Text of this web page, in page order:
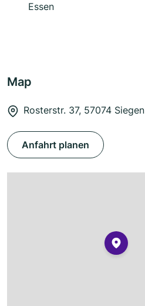
Essen
Map
Rosterstr. 37, 57074 Siegen
Anfahrt planen